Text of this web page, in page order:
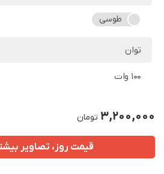
طوسی
توان
100 وات
3,200,000 تومان
قیمت روز، تصاویر